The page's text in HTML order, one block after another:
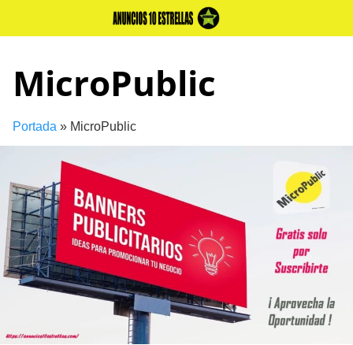
MicroPublic
Portada » MicroPublic